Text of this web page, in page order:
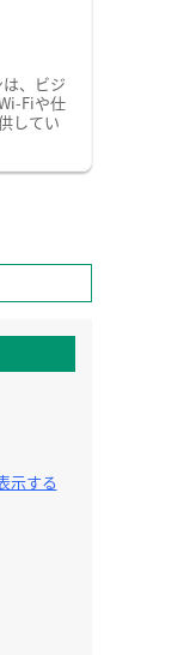
、ビジ
Fiや仕
してい
示する